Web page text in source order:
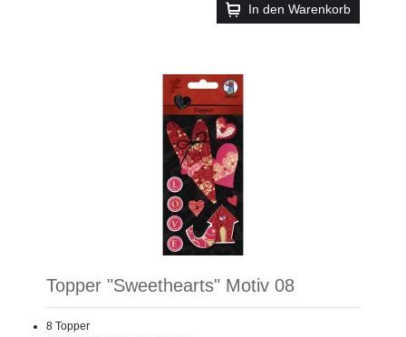
In den Warenkorb
Topper "Sweethearts" Motiv 08
8 Topper